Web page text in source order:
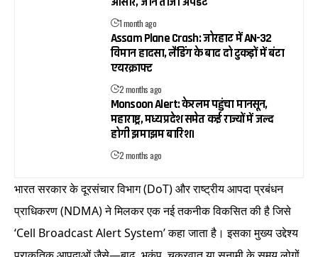
1 month ago
Assam Plane Crash: जोरहाट में AN-32
विमान हादसा, लैंडिंग के बाद दो टुकड़ों में बंटा
एयरक्राफ्ट
2 months ago
Monsoon Alert: केरलम पहुंचा मानसून,
महाराष्ट्र, मध्य प्रदेश समेत कई राज्यों में जल्द
होगी झमाझम बारिश।
2 months ago
भारत सरकार के दूरसंचार विभाग (DoT) और राष्ट्रीय आपदा प्रबंधन
प्राधिकरण (NDMA) ने मिलकर एक नई तकनीक विकसित की है जिसे
‘Cell Broadcast Alert System’ कहा जाता है। इसका मुख्य उद्देश्य